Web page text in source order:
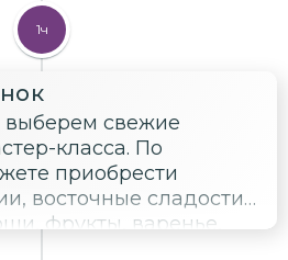
1ч
выберем свежие
класса. По
приобрести
восточные сладости,
фрукты, варенье,